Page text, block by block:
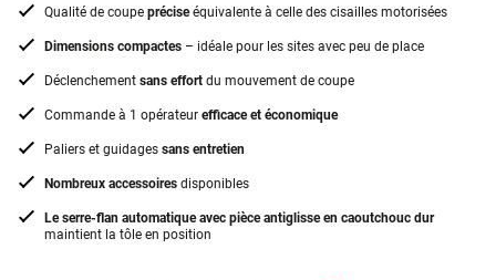
Qualité de coupe préciseéquivalente à celle des cisailles motorisées
Dimensions compactes – idéale pour les sites avec peu de place
Déclenchement sans effort du mouvement de coupe
Commande à 1 opérateur efficace et économique
Paliers et guidages sans entretien
Nombreux accessoires disponibles
Le serre-flan automatique avec pièce antiglisse en caoutchouc dur
maintient la tôle en position